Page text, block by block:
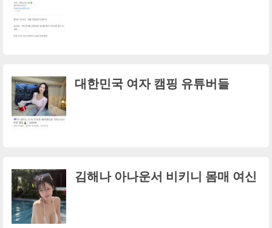
대한민국 여자 캠핑 유튜버들
김해나 아나운서 비키니 몸매 여신